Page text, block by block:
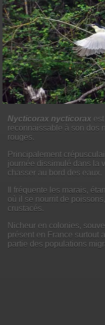
Nycticorax nycticorax
reconnaissable à son dos
rouges.
Principalement
journée dissimulé dans la
chasser au bord des eaux.
Il fréquente les marais,
où il se nourrit de
crustacés.
Nicheur en colonies,
présent en France surtout
partie des populations